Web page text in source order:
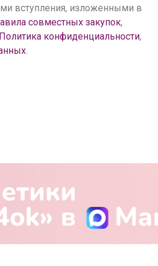
вступления, изложенными в
совместных закупок,
Политика конфиденциальности,
.